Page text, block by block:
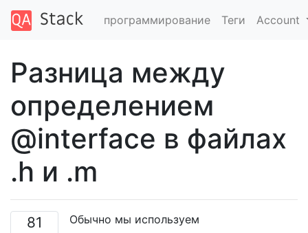
программирование Теги Account
Разница между
определением
@interface в файлах
.h и .m
81 Обычно мы используем